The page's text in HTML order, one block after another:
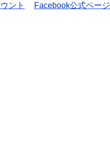
ント
Facebook公式ページ